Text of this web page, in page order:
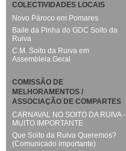
COLECTIVIDADES LOCAIS
Novo Pároco em Pomares
Baile da Pinha do GDC Soito da
Ruiva
C.M. Soito da Ruiva em
Assembleia Geral
COMISSÃO DE
MELHORAMENTOS /
ASSOCIAÇÃO DE COMPARTES
CARNAVAL NO SOITO DA RUIVA -
MUITO IMPORTANTE
Que Soito da Ruiva Queremos?
(Comunicado importante)